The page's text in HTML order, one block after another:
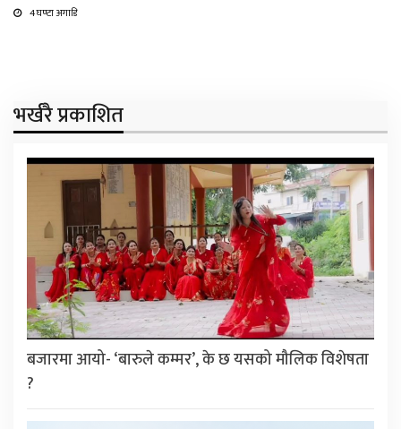
4 घण्टा अगाडि
भर्खरै प्रकाशित
बजारमा आयो- ‘बारुले कम्मर’, के छ यसको मौलिक विशेषता
?